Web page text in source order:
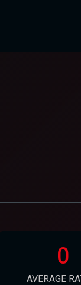
0
AVERAGE